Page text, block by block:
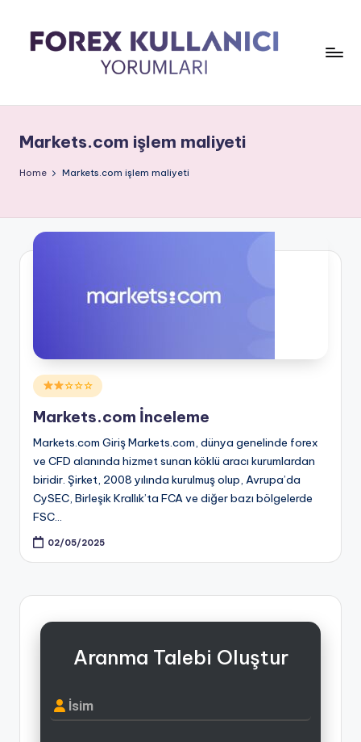
Markets.com işlem maliyeti
Home Markets.com işlem maliyeti
Posted
in
☆☆☆
Markets.com İnceleme
Markets.com Giriş Markets.com, dünya genelinde forex
ve CFD alanında hizmet sunan köklü aracı kurumlardan
biridir. Şirket, 2008 yılında kurulmuş olup, Avrupa’da
CySEC, Birleşik Krallık’ta FCA ve diğer bazı bölgelerde
FSC…
02/05/2025
Aranma Talebi Oluştur
İsim